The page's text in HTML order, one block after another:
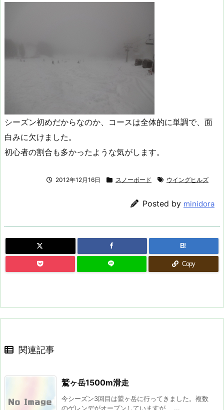
シーズン初めだからなのか、コースは全体的に単調で、面
白みに欠けました。
初心者の割合も多かったような気がします。
2012年12月16日 スノーボード ウイングヒルズ
Posted by minidora
B!
Copy
関連記事
鷲ヶ岳1500m滑走
今シーズン3回目は鷲ヶ岳に行ってきました。複数
のゲレンデがオープンしていますが、 ...